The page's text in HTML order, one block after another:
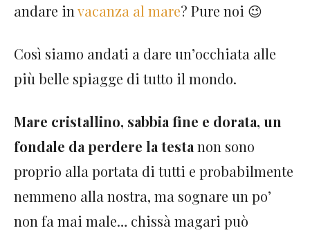
andare in vacanza al mare? Pure noi 😉
Così siamo andati a dare un’occhiata alle
più belle spiagge di tutto il mondo.
Mare cristallino, sabbia fine e dorata, un
fondale da perdere la testa non sono
proprio alla portata di tutti e probabilmente
nemmeno alla nostra, ma sognare un po’
non fa mai male… chissà magari può